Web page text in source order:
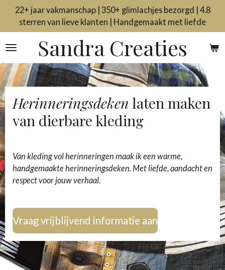
direct
naar
de
hoofdinhoudSandra Creaties
22+ jaar vakmanschap | 350+ glimlachjes bezorgd | 4.8
sterren van lieve klanten | Handgemaakt met liefde
Herinneringsdeken laten maken
van dierbare kleding
Van kleding vol herinneringen maak ik een warme,
handgemaakte herinneringsdeken. Met liefde, aandacht en
respect voor jouw verhaal.
Vraag vrijblijvend informatie aan